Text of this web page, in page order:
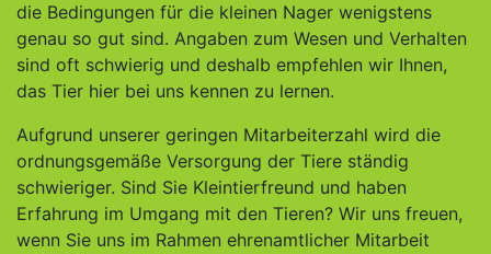
die Bedingungen für die kleinen Nager wenigstens
genau so gut sind. Angaben zum Wesen und Verhalten
sind oft schwierig und deshalb empfehlen wir Ihnen,
das Tier hier bei uns kennen zu lernen.
Aufgrund unserer geringen Mitarbeiterzahl wird die
ordnungsgemäße Versorgung der Tiere ständig
schwieriger. Sind Sie Kleintierfreund und haben
Erfahrung im Umgang mit den Tieren? Wir uns freuen,
wenn Sie uns im Rahmen ehrenamtlicher Mitarbeit